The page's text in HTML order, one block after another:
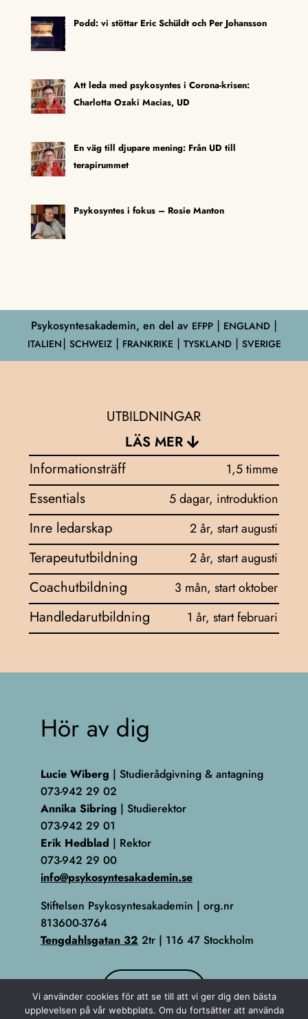
Podd: vi stöttar Eric Schüldt och Per Johansson
Att leda med psykosyntes i Corona-krisen:
Charlotta Ozaki Macias, UD
En väg till djupare mening: Från UD till
terapirummet
Psykosyntes i fokus – Rosie Manton
Psykosyntesakademin, en del av EFPP⎮ ENGLAND ⎮
ITALIEN⎮ SCHWEIZ ⎮ FRANKRIKE ⎮ TYSKLAND ⎮ SVERIGE
UTBILDNINGAR
LÄS MER
Informationsträff
1,5 timme
Essentials 5 dagar, introduktion
Inre ledarskap 2 år, start augusti
Terapeututbildning 2 år, start augusti
Coachutbildning 3 mån, start oktober
Handledarutbildning 1 år, start februari
Hör av dig
Lucie Wiberg | Studierådgivning & antagning
073-942 29 02
Annika Sibring | Studierektor
073-942 29 01
Erik Hedblad | Rektor
073-942 29 00
info@psykosyntesakademin.se
Stiftelsen Psykosyntesakademin | org.nr
813600-3764
Tengdahlsgatan 32 2tr | 116 47 Stockholm
Vi använder cookies för att se till att vi ger dig den bästa
upplevelsen på vår webbplats. Om du fortsätter att använda